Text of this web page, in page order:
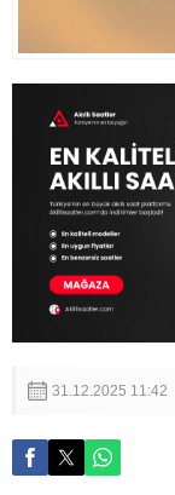
31.12.2025 11:42